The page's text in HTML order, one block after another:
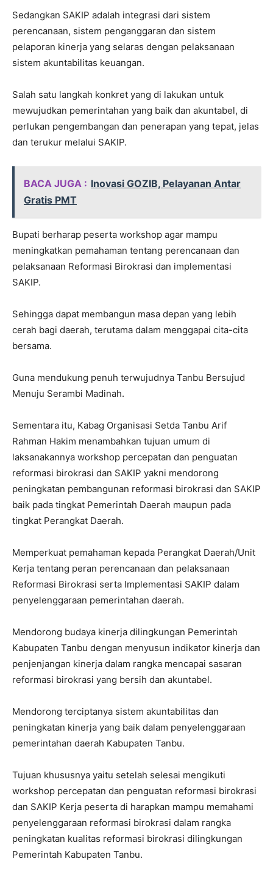
Sedangkan SAKIP adalah integrasi dari sistem
perencanaan, sistem penganggaran dan sistem
pelaporan kinerja yang selaras dengan pelaksanaan
sistem akuntabilitas keuangan.
Salah satu langkah konkret yang di lakukan untuk
mewujudkan pemerintahan yang baik dan akuntabel, di
perlukan pengembangan dan penerapan yang tepat, jelas
dan terukur melalui SAKIP.
BACA JUGA : Inovasi GOZIB, Pelayanan Antar
Gratis PMT
Bupati berharap peserta workshop agar mampu
meningkatkan pemahaman tentang perencanaan dan
pelaksanaan Reformasi Birokrasi dan implementasi
SAKIP.
Sehingga dapat membangun masa depan yang lebih
cerah bagi daerah, terutama dalam menggapai cita-cita
bersama.
Guna mendukung penuh terwujudnya Tanbu Bersujud
Menuju Serambi Madinah.
Sementara itu, Kabag Organisasi Setda Tanbu Arif
Rahman Hakim menambahkan tujuan umum di
laksanakannya workshop percepatan dan penguatan
reformasi birokrasi dan SAKIP yakni mendorong
peningkatan pembangunan reformasi birokrasi dan SAKIP
baik pada tingkat Pemerintah Daerah maupun pada
tingkat Perangkat Daerah.
Memperkuat pemahaman kepada Perangkat Daerah/Unit
Kerja tentang peran perencanaan dan pelaksanaan
Reformasi Birokrasi serta Implementasi SAKIP dalam
penyelenggaraan pemerintahan daerah.
Mendorong budaya kinerja dilingkungan Pemerintah
Kabupaten Tanbu dengan menyusun indikator kinerja dan
penjenjangan kinerja dalam rangka mencapai sasaran
reformasi birokrasi yang bersih dan akuntabel.
Mendorong terciptanya sistem akuntabilitas dan
peningkatan kinerja yang baik dalam penyelenggaraan
pemerintahan daerah Kabupaten Tanbu.
Tujuan khususnya yaitu setelah selesai mengikuti
workshop percepatan dan penguatan reformasi birokrasi
dan SAKIP Kerja peserta di harapkan mampu memahami
penyelenggaraan reformasi birokrasi dalam rangka
peningkatan kualitas reformasi birokrasi dilingkungan
Pemerintah Kabupaten Tanbu.